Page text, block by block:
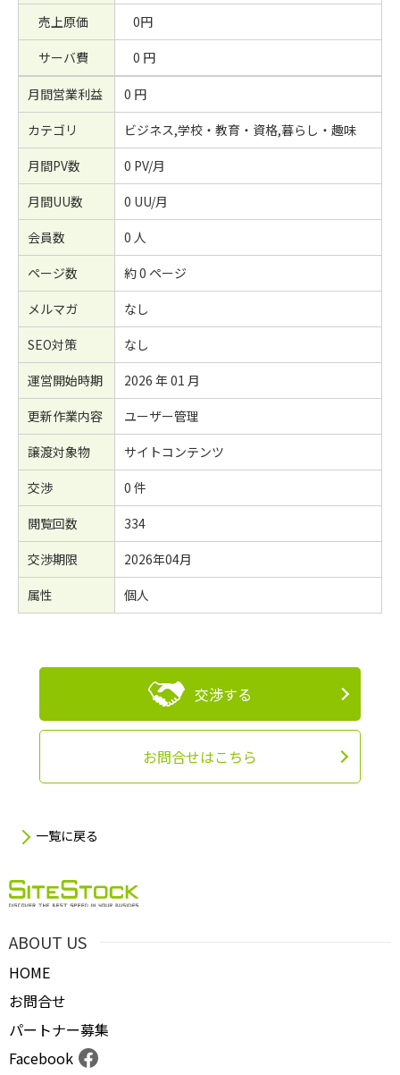
売上原価
0円
サーバ費
0 円
月間営業利益
0 円
カテゴリ
ビジネス,学校・教育・資格,暮らし・趣味
月間PV数
0 PV/月
月間UU数
0 UU/月
会員数
0 人
ページ数
約 0 ページ
メルマガ
なし
SEO対策
なし
運営開始時期
2026 年 01 月
更新作業内容
ユーザー管理
譲渡対象物
サイトコンテンツ
交渉
0 件
閲覧回数
334
交渉期限
2026年04月
属性
個人
交渉する
お問合せはこちら
一覧に戻る
ABOUT US
HOME
お問合せ
パートナー募集
Facebook